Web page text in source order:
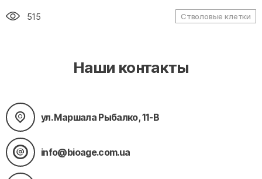
515 Стволовые клетки
Наши контакты
ул. Маршала Рыбалко, 11-В
info@bioage.com.ua